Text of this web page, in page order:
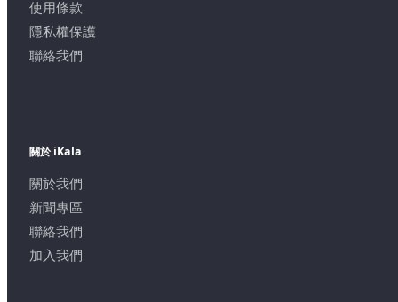
使用條款
隱私權保護
聯絡我們
關於 iKala
關於我們
新聞專區
聯絡我們
加入我們